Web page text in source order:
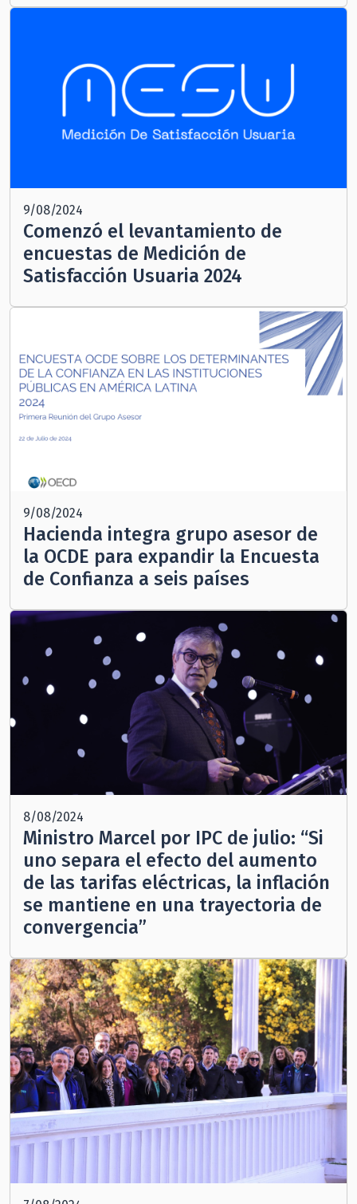
9/08/2024
Comenzó el levantamiento de
encuestas de Medición de
Satisfacción Usuaria 2024
9/08/2024
Hacienda integra grupo asesor de
la OCDE para expandir la Encuesta
de Confianza a seis países
8/08/2024
Ministro Marcel por IPC de julio: “Si
uno separa el efecto del aumento
de las tarifas eléctricas, la inflación
se mantiene en una trayectoria de
convergencia”